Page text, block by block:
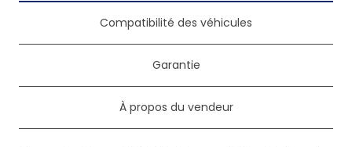
Compatibilité des véhicules
Garantie
À propos du vendeur